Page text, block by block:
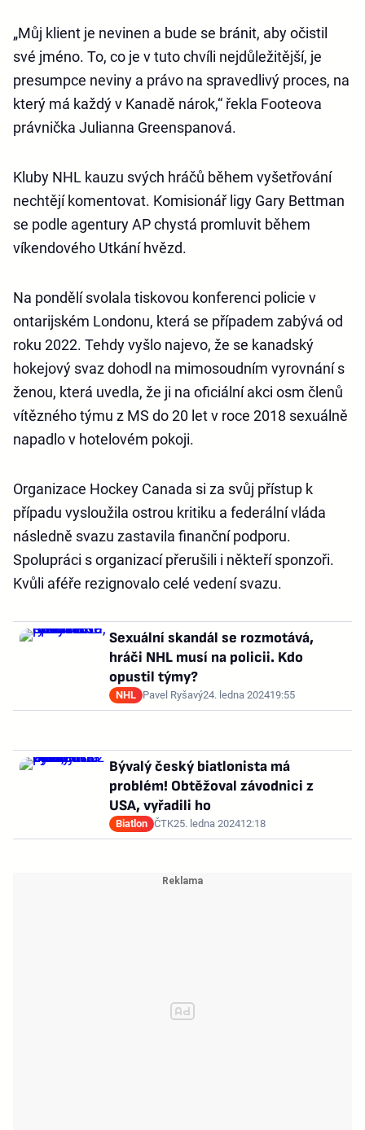
„Můj klient je nevinen a bude se bránit, aby očistil
své jméno. To, co je v tuto chvíli nejdůležitější, je
presumpce neviny a právo na spravedlivý proces, na
který má každý v Kanadě nárok,“ řekla Footeova
právnička Julianna Greenspanová.
Kluby NHL kauzu svých hráčů během vyšetřování
nechtějí komentovat. Komisionář ligy Gary Bettman
se podle agentury AP chystá promluvit během
víkendového Utkání hvězd.
Na pondělí svolala tiskovou konferenci policie v
ontarijském Londonu, která se případem zabývá od
roku 2022. Tehdy vyšlo najevo, že se kanadský
hokejový svaz dohodl na mimosoudním vyrovnání s
ženou, která uvedla, že ji na oficiální akci osm členů
vítězného týmu z MS do 20 let v roce 2018 sexuálně
napadlo v hotelovém pokoji.
Organizace Hockey Canada si za svůj přístup k
případu vysloužila ostrou kritiku a federální vláda
následně svazu zastavila finanční podporu.
Spolupráci s organizací přerušili i někteří sponzoři.
Kvůli aféře rezignovalo celé vedení svazu.
Sexuální skandál se rozmotává,
hráči NHL musí na policii. Kdo
opustil týmy?
NHL Pavel Ryšavý24. ledna 202419:55
Bývalý český biatlonista má
problém! Obtěžoval závodnici z
USA, vyřadili ho
Biatlon ČTK25. ledna 202412:18